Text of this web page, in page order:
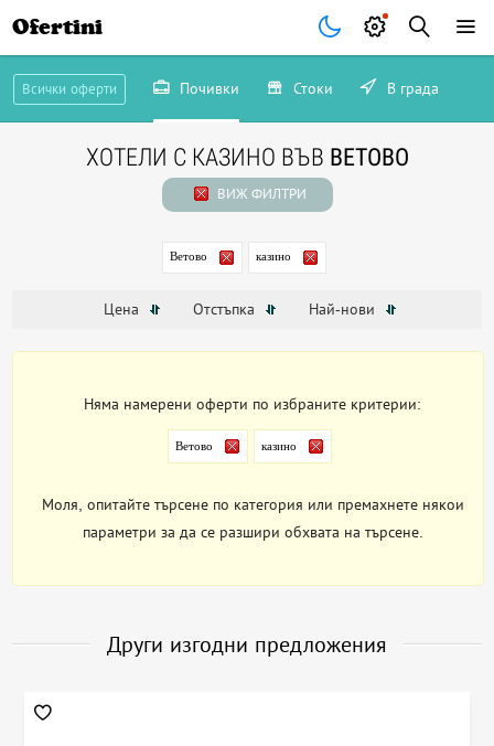
Ofertini
Всички оферти Почивки Стоки В града
ХОТЕЛИ С КАЗИНО ВЪВ ВЕТОВО
ВИЖ ФИЛТРИ
Ветово казино
Цена Отстъпка Най-нови
Няма намерени оферти по избраните критерии:
Ветово казино
Моля, опитайте търсене по категория или премахнете някои
параметри за да се разшири обхвата на търсене.
Други изгодни предложения